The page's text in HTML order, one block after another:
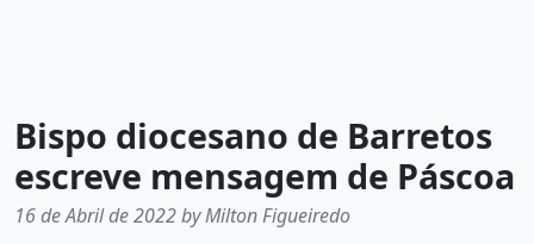
Bispo diocesano de Barretos
escreve mensagem de Páscoa
16 de Abril de 2022 by Milton Figueiredo